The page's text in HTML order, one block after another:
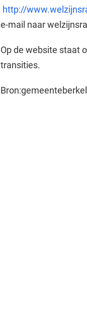
http://
e-mail naar
Op de website staat
transities.